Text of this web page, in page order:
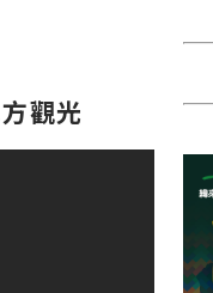
富里鄉
觀光